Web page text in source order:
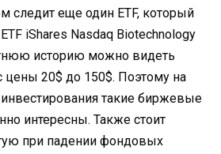
следит еще один ETF, который
iShares Nasdaq Biotechnology
историю можно видеть
цены 20$ до 150$. Поэтому на
такие биржевые
интересны. Также стоит
при падении фондовых